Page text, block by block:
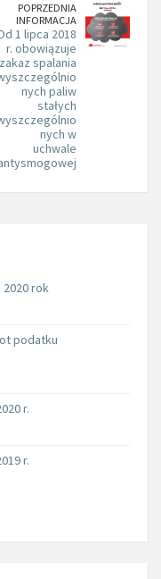
POPRZEDNIA
INFORMACJA
1 lipca 2018
r. obowiązuje
zakaz spalania
nych paliw
stałych
nych w
uchwale
rok
podatku
r.
r.